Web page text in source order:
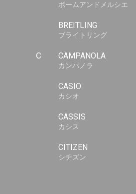
ボームアンドメルシエ
BREITLING
ブライトリング
C CAMPANOLA
カンパノラ
CASIO
カシオ
CASSIS
カシス
CITIZEN
シチズン